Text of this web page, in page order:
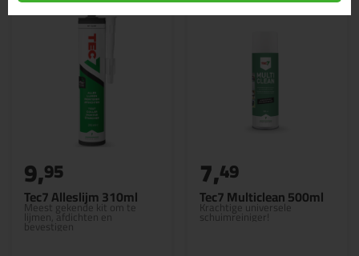
Tec7 Alleslijm 310ml
Meest gekende kit om te
lijmen, afdichten en
bevestigen
9,95
Tec7 Multiclean 500ml
Krachtige universele
schuimreiniger!
7,49